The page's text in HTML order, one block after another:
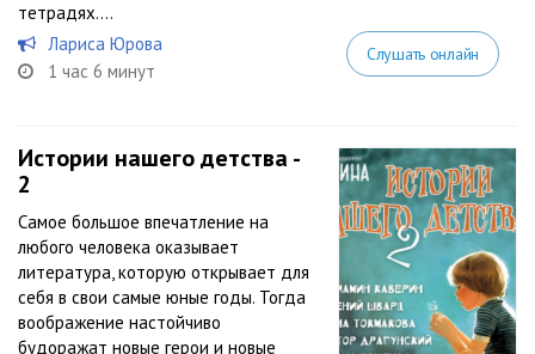
тетрадях....
Лариса Юрова
1 час 6 минут
Слушать онлайн
Истории нашего детства -
2
Самое большое впечатление на
любого человека оказывает
литература, которую открывает для
себя в свои самые юные годы. Тогда
воображение настойчиво
будоражат новые герои и новые